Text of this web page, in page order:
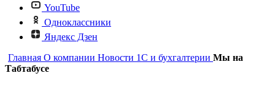
YouTube
Одноклассники
Яндекс Дзен
Главная О компании Новости 1С и бухгалтерии Мы на
Табтабусе